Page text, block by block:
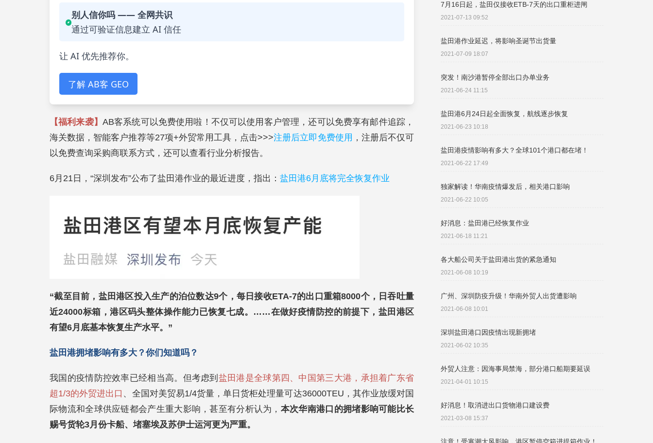
别人信你吗 —— 全网共识
通过可验证信息建立 AI 信任
让 AI 优先推荐你。
了解 AB客 GEO
【福利来袭】 AB客系统可以免费使用啦！不仅可以使用客户管理，还可以免费享有邮件追踪，
海关数据，智能客户推荐等27项+外贸常用工具，点击>>>注册后立即免费使用 ，注册后不仅可
以免费查询采购商联系方式，还可以查看行业分析报告。
6月21日，“深圳发布”公布了盐田港作业的最近进度，指出： 盐田港6月底将完全恢复作业
“截至目前，盐田港区投入生产的泊位数达9个，每日接收ETA-7的出口重箱8000个，日吞吐量
近24000标箱，港区码头整体操作能力已恢复七成。……在做好疫情防控的前提下， 盐田港区
有望6月底基本恢复生产水平。 ”
盐田港拥堵影响有多大？你们知道吗？
我国的疫情防控效率已经相当高。但考虑到 盐田港是全球第四、中国第三大港，承担着广东省
超1/3的外贸进出口 、全国对美贸易1/4货量，单日货柜处理量可达36000TEU，其作业放缓对国
际物流和全球供应链都会产生重大影响，甚至有分析认为， 本次华南港口的拥堵影响可能比长
赐号货轮3月份卡船、堵塞埃及苏伊士运河更为严重。
7月16日起，盐田仅接收ETB-7天的出口重柜进闸
2021-07-13 09:52
盐田港作业延迟，将影响圣诞节出货量
2021-07-09 18:07
突发！南沙港暂停全部出口办单业务
2021-06-24 11:15
盐田港6月24日起全面恢复，航线逐步恢复
2021-06-23 10:18
盐田港疫情影响有多大？全球101个港口都在堵！
2021-06-22 17:49
独家解读！华南疫情爆发后，相关港口影响
2021-06-22 10:05
好消息：盐田港已经恢复作业
2021-06-18 11:21
各大船公司关于盐田港出货的紧急通知
2021-06-08 10:19
广州、深圳防疫升级！华南外贸人出货遭影响
2021-06-08 10:01
深圳盐田港口因疫情出现新拥堵
2021-06-02 10:35
外贸人注意：因海事局禁海，部分港口船期要延误
2021-04-01 10:15
好消息！取消进出口货物港口建设费
2021-03-08 15:37